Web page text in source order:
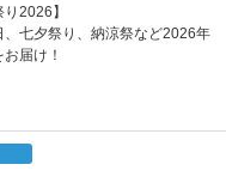
り2026】
、七夕祭り、納涼祭など2026年
届け！